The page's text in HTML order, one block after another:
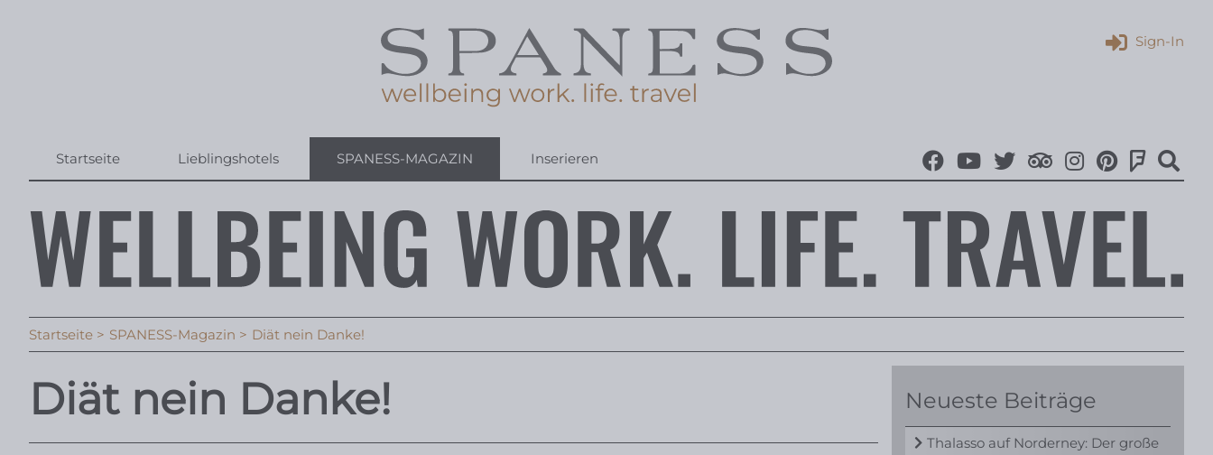
Startseite Lieblingshotels SPANESS-MAGAZIN Inserieren
Sign-In
Startseite SPANESS-Magazin Diät nein Danke!
Diät nein Danke! Neueste Beiträge
Thalasso auf Norderney: Der große